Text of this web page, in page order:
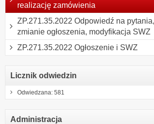
realizację zamówienia
ZP.271.35.2022 Odpowiedź na
zmianie ogłoszenia, modyfikacja SWZ
ZP.271.35.2022 Ogłoszenie i SWZ
Licznik odwiedzin
Odwiedzana: 581
Administracja